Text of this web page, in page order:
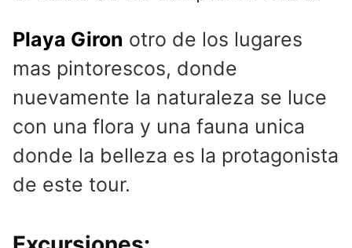
Playa Giron otro de los lugares
mas pintorescos, donde
nuevamente la naturaleza se luce
con una flora y una fauna unica
donde la belleza es la protagonista
de este tour.